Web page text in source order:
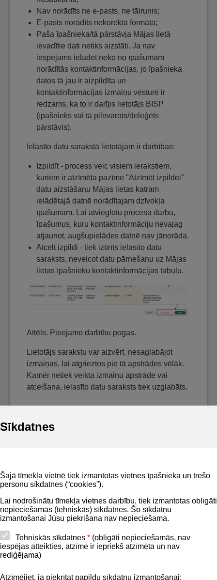
Sīkdatnes
Šajā tīmekļa vietnē tiek izmantotas vietnes īpašnieka un trešo
personu sīkdatnes (“cookies”).
Lai nodrošinātu tīmekļa vietnes darbību, tiek izmantotas obligāti
nepieciešamās (tehniskās) sīkdatnes. Šo sīkdatņu
izmantošanai Jūsu piekrišana nav nepieciešama.
Tehniskās sīkdatnes * (obligāti nepieciešamās, nav
iespējas atteikties, atzīme ir iepriekš atzīmēta un nav
rediģējama)
Atzīmējiet, ja piekrītat papildu sīkdatņu izmantošanai:
Nav norādīts ne e-pasts, ne tālrunis;
E-pasts norādīts nekorektā formātā;
Paša īpašnieka/tā pārstāvja Mājas lietā
ievadītie dati netiks aizstāti. Ja nav
iespējams ielādēt neko no īpašumam
norādītās kontaktinformācijas, jo īpašnieka
datos tā jau ir aizpildīta un
kontaktinformācijas izmaiņu vēsturē ir
redzams, ka to ir darījis lietotājs BISP
(īpašnieks vai tā pilnvarots/deleģēts
pārstāvis).
Ielasīto datu sarakstā lietotājam ir darbības:
Izpildīt - process veic visiem ierakstiem,
kuriem ir atzīmēta pazīme "Atzīmēt izpildei"
datu aizstāšanu Mājas lietas katram
ielādētajā datnē norādītajam dzīvokļa
īpašumam. Lai atvieglotu procesa darbu,
īpašumus, kuru kontaktinformāciju nevajag
atjaunot, augšupielādes datnē nav jānorāda.
Atcelt izpildi - tiek iztīrīts ielasīto datu
saraksts, neveicot datu pārnešanu uz Mājas
lietas īpašnieku kontaktinformācijas tabulu.
Attēls. Pieejamo darbību pogas.
Lietotājs sarakstu var aizvērt, nesaglabājot
izmaiņas, lai atgrieztos pie tā apstrādes vēlāk.
Kamēr netiek veikta izmaiņu apstrāde vai
atcelšana, ielasīto datu saraksts tiek uzglabāts.
Privātuma politika
Lapas karte
Piekļūstamības paziņojums